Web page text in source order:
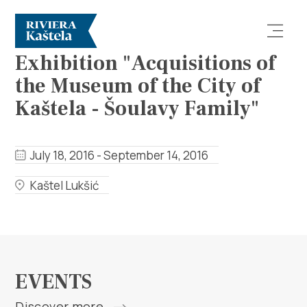
Explore
Destination
Info
EVENTS
Exhibition "Acquisitions of
the Museum of the City of
Kaštela - Šoulavy Family"
July 18, 2016 - September 14, 2016
Kaštel Lukšić
EVENTS